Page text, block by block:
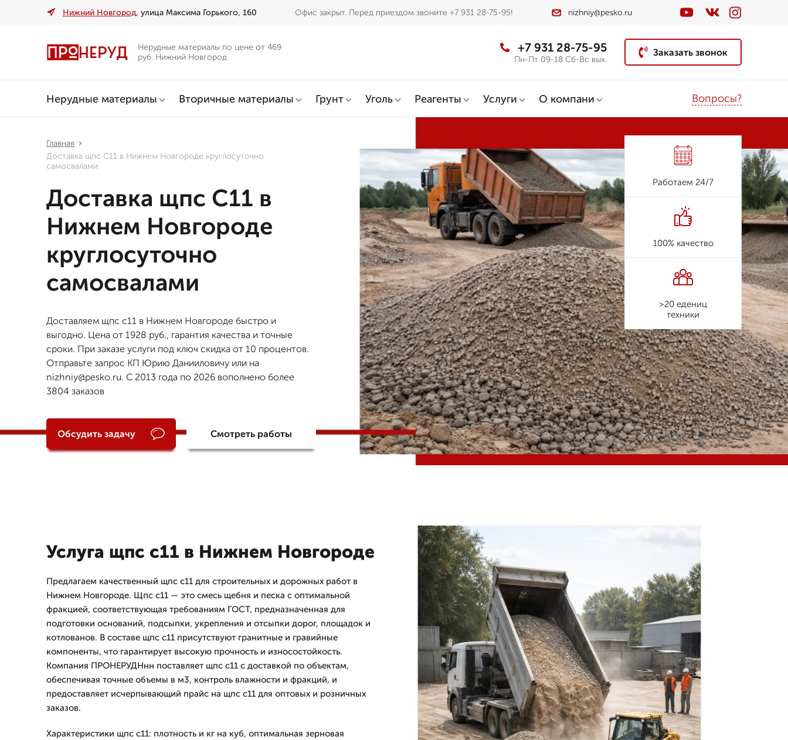
Нижний Новгород, улица Максима Горького, 160 Офис закрыт. Перед приездом звоните +7 931 28-75-95! nizhniy@pesko.ru
Нерудные материалы по цене от 469
руб. Нижний Новгород
+7 931 28-75-95
Пн-Пт 09-18 Сб-Вс вых.
Заказать звонок
Нерудные материалы Вторичные материалы Грунт Уголь Реагенты Услуги О компани Вопросы?
Главная
Доставка щпс С11 в Нижнем Новгороде круглосуточно
самосвалами
Доставка щпс С11 в
Нижнем Новгороде
круглосуточно
самосвалами
Доставляем щпс с11 в Нижнем Новгороде быстро и
выгодно. Цена от 1928 руб., гарантия качества и точные
сроки. При заказе услуги под ключ скидка от 10 процентов.
Отправьте запрос КП Юрию Данииловичу или на
nizhniy@pesko.ru. С 2013 года по 2026 вополнено более
3804 заказов
Обсудить задачу Смотреть работы
Работаем 24/7
100% качество
>20 едениц
техники
Услуга щпс с11 в Нижнем Новгороде
Предлагаем качественный щпс с11 для строительных и дорожных работ в
Нижнем Новгороде. Щпс с11 — это смесь щебня и песка с оптимальной
фракцией, соответствующая требованиям ГОСТ, предназначенная для
подготовки оснований, подсыпки, укрепления и отсыпки дорог, площадок и
котлованов. В составе щпс с11 присутствуют гранитные и гравийные
компоненты, что гарантирует высокую прочность и износостойкость.
Компания ПРОНЕРУДНнн поставляет щпс с11 с доставкой по объектам,
обеспечивая точные объемы в м3, контроль влажности и фракций, и
предоставляет исчерпывающий прайс на щпс с11 для оптовых и розничных
заказов.
Характеристики щпс с11: плотность и кг на куб, оптимальная зерновая